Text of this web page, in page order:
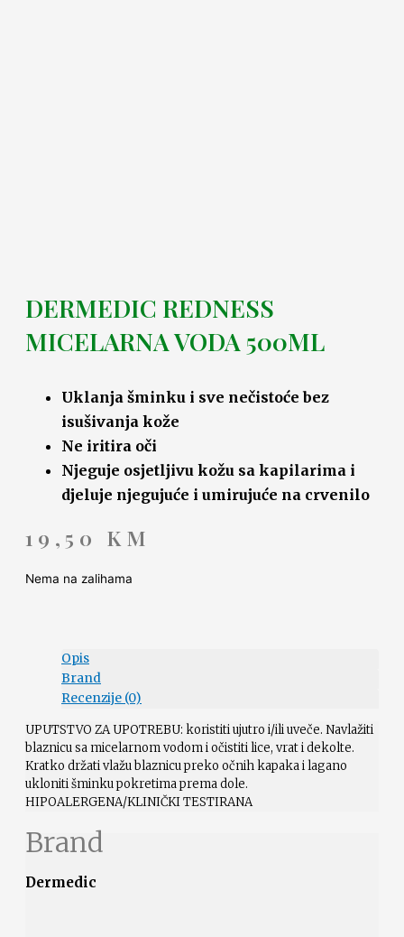
DERMEDIC REDNESS
MICELARNA VODA 500ML
Uklanja šminku i sve nečistoće bez
isušivanja kože
Ne iritira oči
Njeguje osjetljivu kožu sa kapilarima i
djeluje njegujuće i umirujuće na crvenilo
19,50 KM
Nema na zalihama
Opis
Brand
Recenzije (0)
UPUTSTVO ZA UPOTREBU: koristiti ujutro i/ili uveče. Navlažiti
blaznicu sa micelarnom vodom i očistiti lice, vrat i dekolte.
Kratko držati vlažu blaznicu preko očnih kapaka i lagano
ukloniti šminku pokretima prema dole.
HIPOALERGENA/KLINIČKI TESTIRANA
Brand
Dermedic